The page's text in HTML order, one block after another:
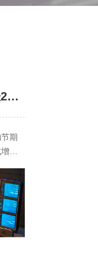
2025年双11购物节：AI硬件暴涨25倍，人工智能盒子凭"平价算力"跻身爆款赛道
期